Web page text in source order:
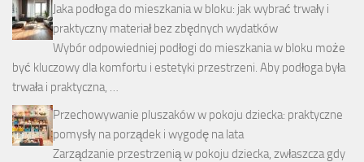
Jaka podłoga do mieszkania w bloku: jak wybrać trwały i
praktyczny materiał bez zbędnych wydatków
Wybór odpowiedniej podłogi do mieszkania w bloku może
być kluczowy dla komfortu i estetyki przestrzeni. Aby podłoga była
trwała i praktyczna, …
Przechowywanie pluszaków w pokoju dziecka: praktyczne
pomysły na porządek i wygodę na lata
Zarządzanie przestrzenią w pokoju dziecka, zwłaszcza gdy